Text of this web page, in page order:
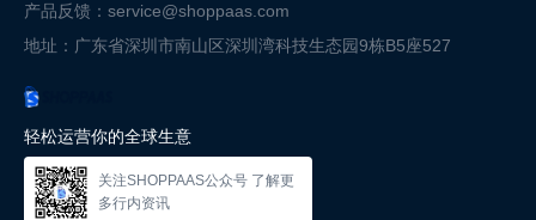
轻松运营你的全球生意
关注SHOPPAAS公众号 了解更
多行内资讯
产品反馈：service@shoppaas.com
地址：广东省深圳市南山区深圳湾科技生态园9栋B5座527